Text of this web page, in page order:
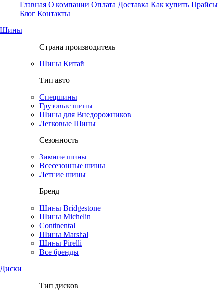
Главная О компании Оплата Доставка Как купить Прайсы
Блог Контакты
Шины
Страна производитель
Шины Китай
Тип авто
Спецшины
Грузовые шины
Шины для Внедорожников
Легковые Шины
Сезонность
Зимние шины
Всесезонные шины
Летние шины
Бренд
Шины Bridgestone
Шины Michelin
Continental
Шины Marshal
Шины Pirelli
Все бренды
Диски
Тип дисков